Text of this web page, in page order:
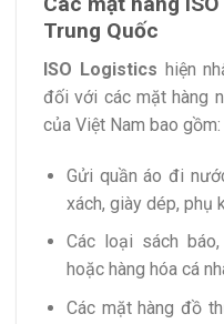
Trung Quốc
ISO Logistics hiện
đối với các mặt hàng
của Việt Nam bao gồm:
Gửi quần áo đi
xách, giày dép, phụ
Các loại sách
hoặc hàng hóa cá
Các mặt hàng đồ